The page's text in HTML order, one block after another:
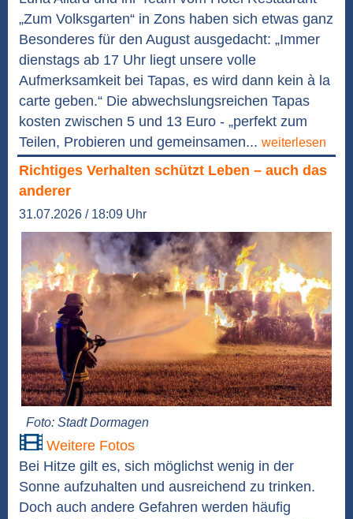
„Zum Volksgarten“ in Zons haben sich etwas ganz
Besonderes für den August ausgedacht: „Immer
dienstags ab 17 Uhr liegt unsere volle
Aufmerksamkeit bei Tapas, es wird dann kein à la
carte geben.“ Die abwechslungsreichen Tapas
kosten zwischen 5 und 13 Euro - „perfekt zum
Teilen, Probieren und gemeinsamen... weiterlesen
Richtiges Verhalten schützt Leben – auch das
anderer
31.07.2026 / 18:09 Uhr
Foto: Stadt Dormagen
Weitere Fotos
Bei Hitze gilt es, sich möglichst wenig in der
Sonne aufzuhalten und ausreichend zu trinken.
Doch auch andere Gefahren werden häufig